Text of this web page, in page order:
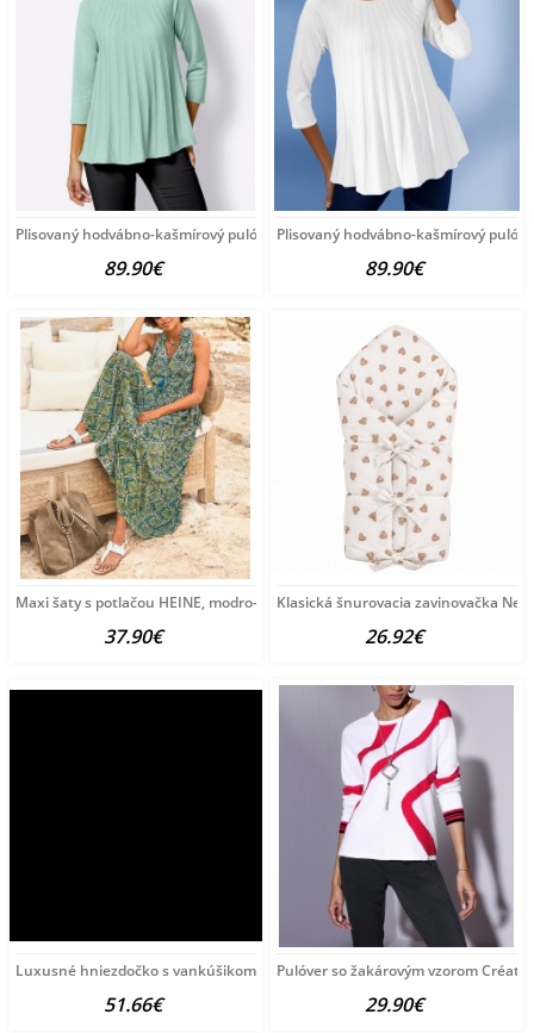
Plisovaný hodvábno-kašmírový pulóver
89.90€
Plisovaný hodvábno-kašmírový
89.90€
Maxi šaty s potlačou HEINE, modro-zeleno-žlté
37.90€
Klasická šnurovacia zavinovačka
26.92€
Luxusné hniezdočko s vankúšikom a perinkou
51.66€
Pulóver so žakárovým vzorom
29.90€